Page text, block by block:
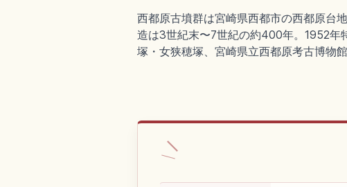
西都原古墳群は宮崎県西都市の西都原台
造は3世紀末〜7世紀の約400年。1952年
塚・女狭穂塚、宮崎県立西都原考古博物館